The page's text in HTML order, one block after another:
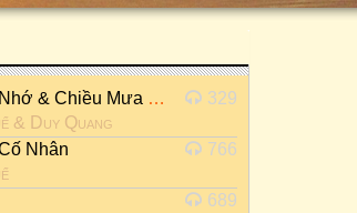
Lk Sắc Hoa Màu Nhớ & Chiều Mưa Biên Giới
& Duy Quang
329
Nhân
766
689